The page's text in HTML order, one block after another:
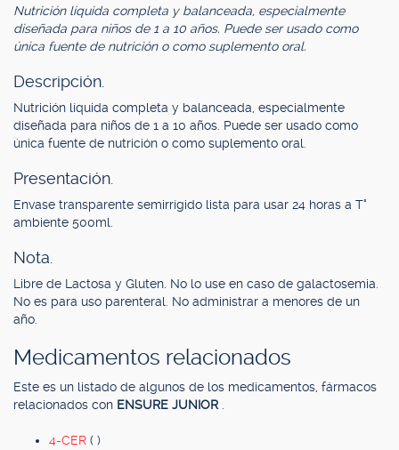
Nutrición líquida completa y balanceada, especialmente
diseñada para niños de 1 a 10 años. Puede ser usado como
única fuente de nutrición o como suplemento oral.
Descripción.
Nutrición líquida completa y balanceada, especialmente
diseñada para niños de 1 a 10 años. Puede ser usado como
única fuente de nutrición o como suplemento oral.
Presentación.
Envase transparente semirrígido lista para usar 24 horas a T°
ambiente 500ml.
Nota.
Libre de Lactosa y Gluten. No lo use en caso de galactosemia.
No es para uso parenteral. No administrar a menores de un
año.
Medicamentos relacionados
Este es un listado de algunos de los medicamentos, fármacos
relacionados con ENSURE JUNIOR
4-CER ( )